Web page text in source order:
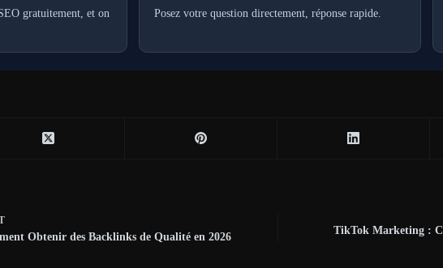
gratuitement, et on
Posez votre question directement, réponse rapide.
Obtenir des Backlinks de Qualité en 2026
TikTok Marketing :